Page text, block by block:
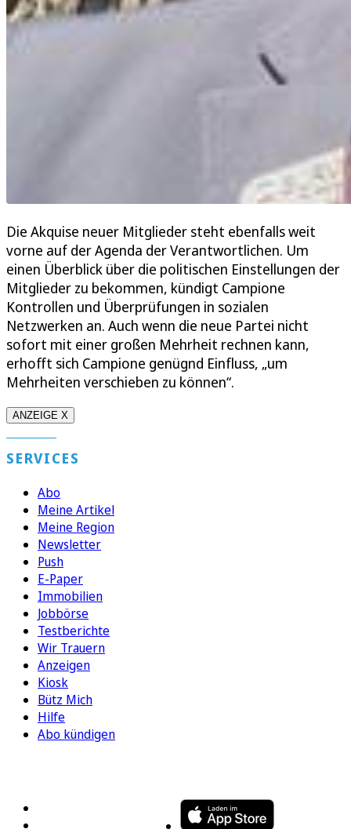
Die Akquise neuer Mitglieder steht ebenfalls weit
vorne auf der Agenda der Verantwortlichen. Um
einen Überblick über die politischen Einstellungen der
Mitglieder zu bekommen, kündigt Campione
Kontrollen und Überprüfungen in sozialen
Netzwerken an. Auch wenn die neue Partei nicht
sofort mit einer großen Mehrheit rechnen kann,
erhofft sich Campione genügnd Einfluss, „um
Mehrheiten verschieben zu können“.
ANZEIGE X
SERVICES
Abo
Meine Artikel
Meine Region
Newsletter
Push
E-Paper
Immobilien
Jobbörse
Testberichte
Wir Trauern
Anzeigen
Kiosk
Bütz Mich
Hilfe
Abo kündigen